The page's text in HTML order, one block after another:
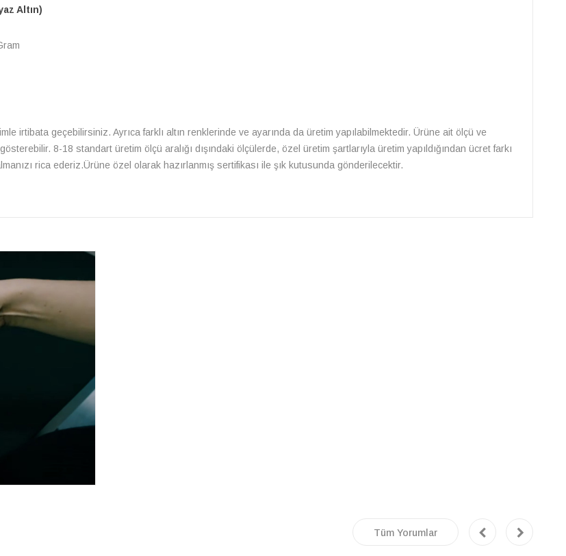
Altın)
irtibata geçebilirsiniz. Ayrıca farklı altın renklerinde ve ayarında da üretim yapılabilmektedir. Ürüne ait ölçü ve
8-18 standart üretim ölçü aralığı dışındaki ölçülerde, özel üretim şartlarıyla üretim yapıldığından ücret farkı
rica ederiz.Ürüne özel olarak hazırlanmış sertifikası ile şık kutusunda gönderilecektir.
Tüm Yorumlar